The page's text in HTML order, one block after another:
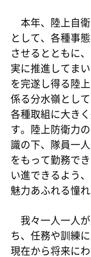
本年、陸上自
として、各種事
させるとともに
実に推進してま
を完遂し得る陸
係る分水嶺とし
各種取組に大き
す。陸上防衛力
識の下、隊員一
をもって勤務で
い進できるよう
魅力あふれる憧
我々一人一人
ち、任務や訓練
現在から将来に